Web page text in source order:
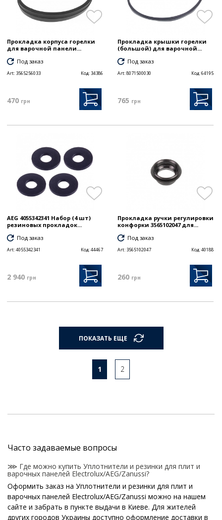
Прокладка корпуса горелки
для варочной панели...
Под заказ
Art: 3565256033 Код: 34386
470 грн
Прокладка крышки горелки
(большой) для варочной...
Под заказ
Art:8071500030 Код:64195
765 грн
AEG 4055342341 Набор (4 шт)
резиновых прокладок...
Под заказ
Art:4055342341 Код:44467
2 940 грн
Прокладка ручки регулировки
конфорки 3565102047 для...
Под заказ
Art: 3565102047 Код:40188
260 грн
ПОКАЗАТЬ ЕЩЕ
1 2
Часто задаваемые вопросы
⋙ Где можно купить Уплотнители и резинки для плит и
варочных панелей Electrolux/AEG/Zanussi?
Оформить заказ на Уплотнители и резинки для плит и
варочных панелей Electrolux/AEG/Zanussi можно на нашем
сайте и забрать в пункте выдачи в Киеве. Для жителей
других городов Украины доступно оформление доставки в